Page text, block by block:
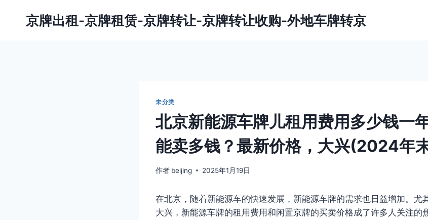
京牌出租-京牌租赁-京牌转让-京牌转让收购-外地车牌转京
未分类
北京新能源车牌儿租用费用多少钱一
能卖多钱？最新价格，大兴(2024年末
作者 beijing 2025年1月19日
在北京，随着新能源车的快速发展，新能源车牌的需求也日益增加。尤
大兴，新能源车牌的租用费用和闲置京牌的买卖价格成了许多人关注的